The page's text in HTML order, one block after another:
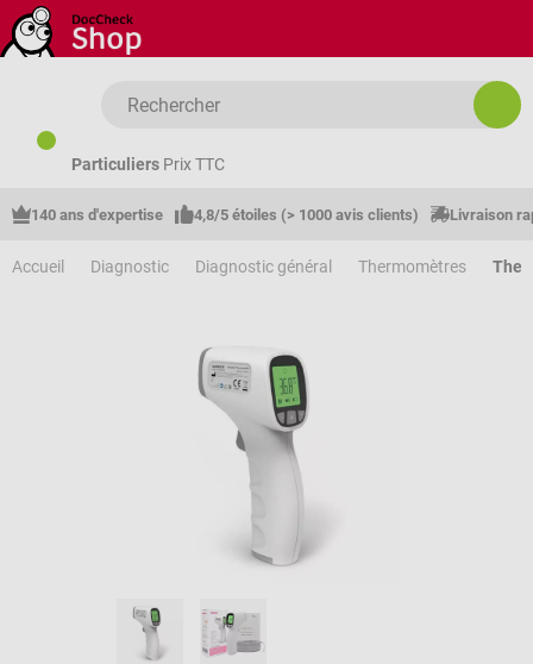
Passer au contenu principal
Particuliers Prix TTC
140 ans d'expertise 4,8/5 étoiles (> 1000 avis clients) Livraison
Accueil Diagnostic Diagnostic général Thermomètres